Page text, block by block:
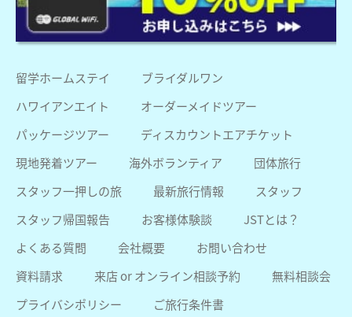
留学ホームステイ
ブライダルワン
ハワイアンエイト
オーダーメイドツアー
パッケージツアー
ディスカウントエアチケット
現地発着ツアー
海外ボランティア
団体旅行
スタッフ一押しの旅
最新旅行情報
スタッフ
スタッフ帰国報告
お客様体験談
JSTとは？
よくある質問
会社概要
お問い合わせ
資料請求
来店 or オンライン相談予約
無料相談会
プライバシポリシー
ご旅行条件書